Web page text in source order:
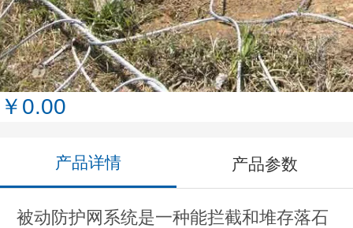
被动防护网10
￥0.00
产品详情 产品参数
被动防护网系统是一种能拦截和堆存落石